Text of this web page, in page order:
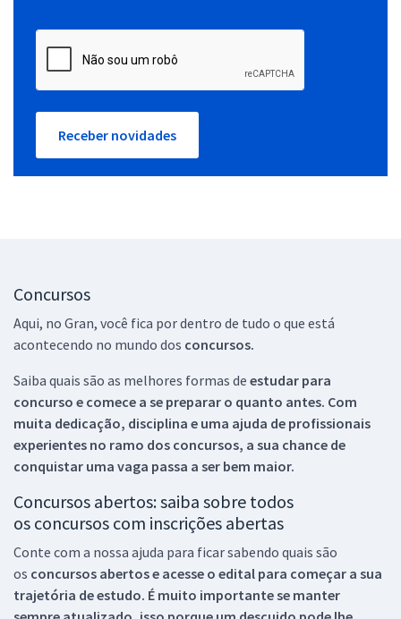
Receber novidades
Concursos
Aqui, no Gran, você fica por dentro de tudo o que está
acontecendo no mundo dos concursos.
Saiba quais são as melhores formas de estudar para
concurso e comece a se preparar o quanto antes. Com
muita dedicação, disciplina e uma ajuda de profissionais
experientes no ramo dos concursos, a sua chance de
conquistar uma vaga passa a ser bem maior.
Concursos abertos: saiba sobre todos
os concursos com inscrições abertas
Conte com a nossa ajuda para ficar sabendo quais são
os concursos abertos e acesse o edital para começar a sua
trajetória de estudo. É muito importante se manter